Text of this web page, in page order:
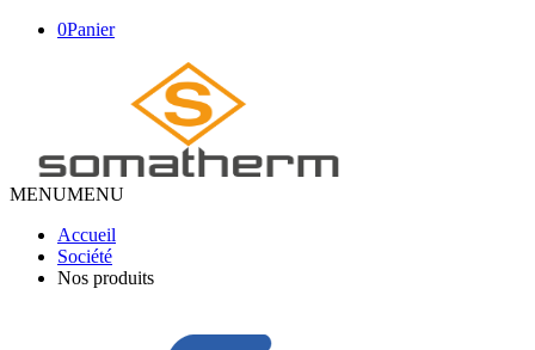
0Panier
MENUMENU
Accueil
Société
Nos produits